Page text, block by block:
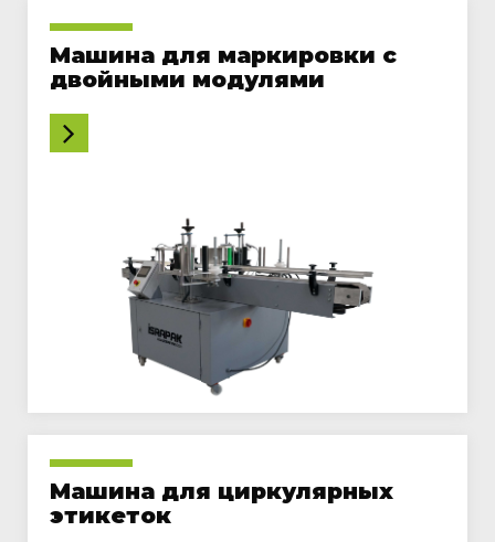
TR EN RU AR
СРЕДСТВА МАССОВОЙ
ИНФОРМАЦИИ
ONLINE
İSRAPAKРЕКЛАМНАЯ И РЕКЛАМНАЯ
дома
Машина для маркировки с
двойными модулями
Машина для циркулярных
этикеток